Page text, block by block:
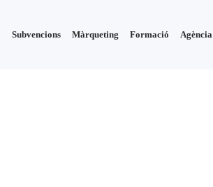
Subvencions Màrqueting Formació Agència